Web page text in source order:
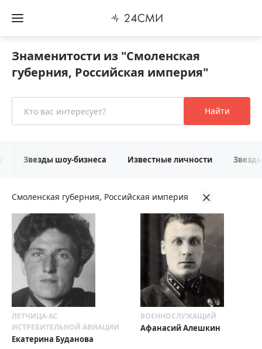
Знаменитости из "Смоленская
губерния, Российская империя"
Найти
Звезды шоу-бизнеса Известные личности
Смоленская губерния, Российская империя
ЛЕТЧИЦА-АС
ИСТРЕБИТЕЛЬНОЙ АВИАЦИИ
Екатерина Буданова
ВОЕННОСЛУЖАЩИЙ
Афанасий Алешкин